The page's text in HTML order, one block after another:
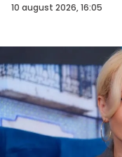
10 august 2026, 16:05